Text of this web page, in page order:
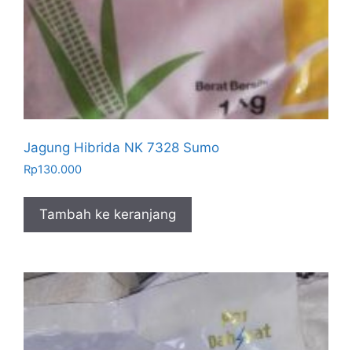
Jagung Hibrida NK 7328 Sumo
Rp130.000
Tambah ke keranjang